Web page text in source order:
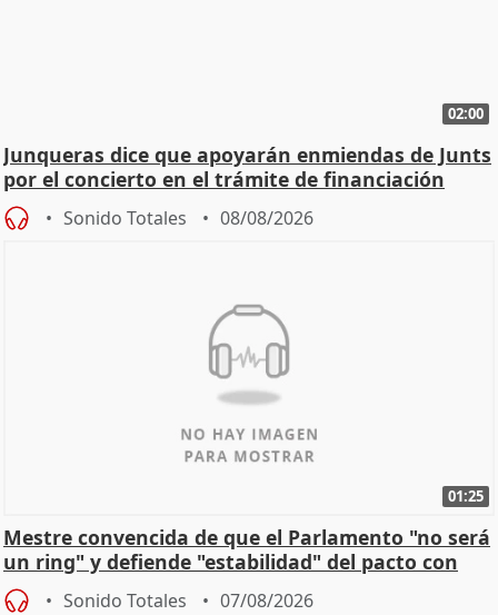
02:00
Junqueras dice que apoyarán enmiendas de Junts
por el concierto en el trámite de financiación
Sonido Totales 08/08/2026
01:25
Mestre convencida de que el Parlamento "no será
un ring" y defiende "estabilidad" del pacto con
Vox
Sonido Totales 07/08/2026